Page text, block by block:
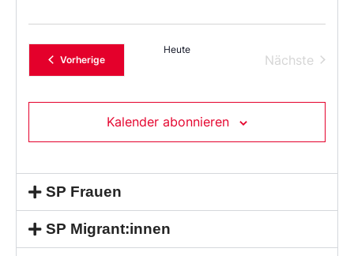
VorherigeVeranstaltungen
Heute
Nächste
Kalender abonnieren
SP Frauen
SP Migrant:innen